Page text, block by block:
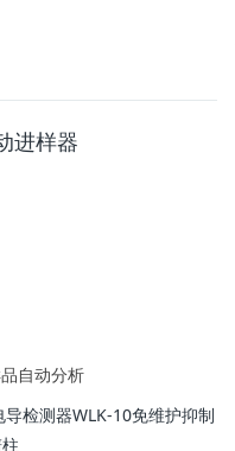
进样器
自动分析